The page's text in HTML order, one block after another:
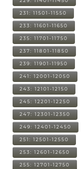
231: 11501-11550
233: 11601-11650
235: 11701-11750
237: 11801-11850
239: 11901-11950
241: 12001-12050
243: 12101-12150
245: 12201-12250
247: 12301-12350
249: 12401-12450
251: 12501-12550
253: 12601-12650
255: 12701-12750